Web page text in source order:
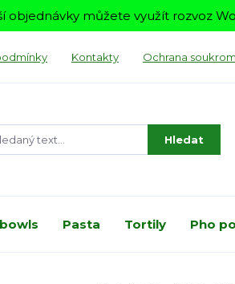
objednávky můžete využít rozvoz
Kontakty Ochrana
Hledat
Pasta Tortily Pho